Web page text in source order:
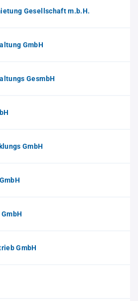
Gesellschaft m.b.H.
GmbH
GesmbH
GmbH
GmbH